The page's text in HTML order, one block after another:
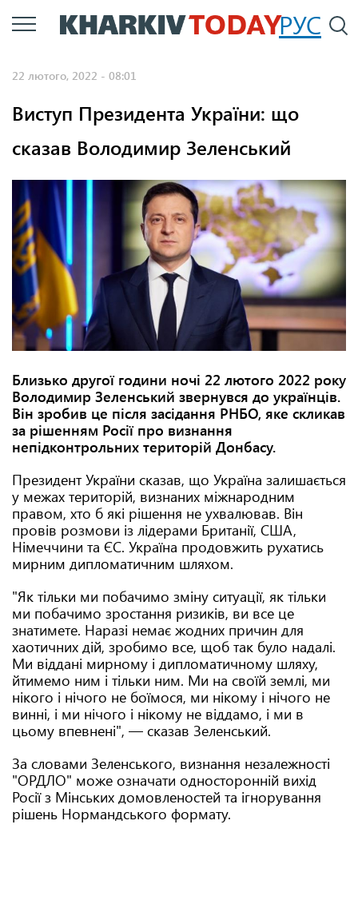
Перейти
до
РУС
22 лютого, 2022 - 08:01
Виступ Президента України: що
сказав Володимир Зеленський
Близько другої години ночі 22 лютого 2022 року
Володимир Зеленський звернувся до українців.
Він зробив це після засідання РНБО, яке скликав
за рішенням Росії про визнання
непідконтрольних територій Донбасу.
Президент України сказав, що Україна залишається
у межах територій, визнаних міжнародним
правом, хто б які рішення не ухвалював. Він
провів розмови із лідерами Британії, США,
Німеччини та ЄС. Україна продовжить рухатись
мирним дипломатичним шляхом.
"Як тільки ми побачимо зміну ситуації, як тільки
ми побачимо зростання ризиків, ви все це
знатимете. Наразі немає жодних причин для
хаотичних дій, зробимо все, щоб так було надалі.
Ми віддані мирному і дипломатичному шляху,
йтимемо ним і тільки ним. Ми на своїй землі, ми
нікого і нічого не боїмося, ми нікому і нічого не
винні, і ми нічого і нікому не віддамо, і ми в
цьому впевнені", — сказав Зеленський.
За словами Зеленського, визнання незалежності
"ОРДЛО" може означати односторонній вихід
Росії з Мінських домовленостей та ігнорування
рішень Нормандського формату.